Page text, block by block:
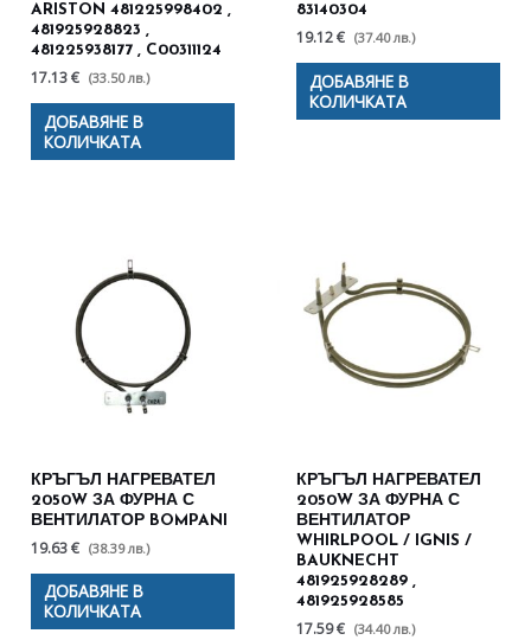
ARISTON 481225998402 ,
481925928823 ,
481225938177 , C00311124
17.13 € (33.50 лв.)
ДОБАВЯНЕ В
КОЛИЧКАТА
83140304
19.12 € (37.40 лв.)
ДОБАВЯНЕ В
КОЛИЧКАТА
КРЪГЪЛ НАГРЕВАТЕЛ
2050W ЗА ФУРНА С
ВЕНТИЛАТОР BOMPANI
19.63 € (38.39 лв.)
ДОБАВЯНЕ В
КОЛИЧКАТА
КРЪГЪЛ НАГРЕВАТЕЛ
2050W ЗА ФУРНА С
ВЕНТИЛАТОР
WHIRLPOOL / IGNIS /
BAUKNECHT
481925928289 ,
481925928585
17.59 € (34.40 лв.)